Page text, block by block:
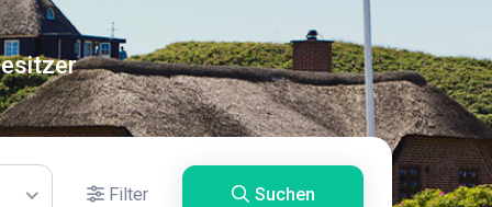
Filter Suchen